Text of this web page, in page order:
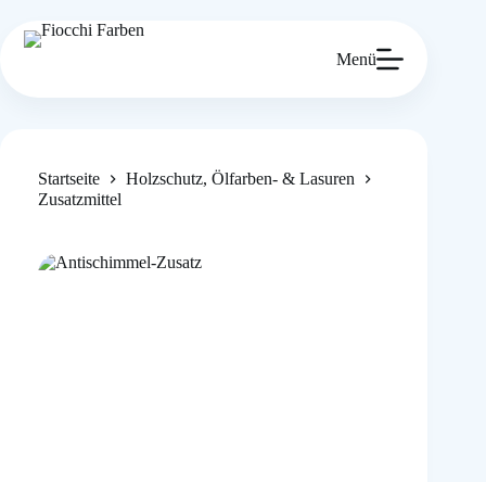
Inhalt
springen
Menü
Startseite
Holzschutz, Ölfarben- & Lasuren
Zusatzmittel